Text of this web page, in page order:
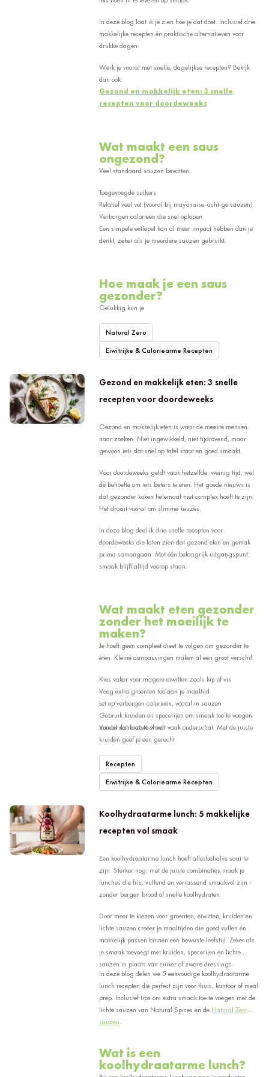
In deze blog laat ik je zien hoe je dat doet. Inclusief drie
makkelijke recepten én praktische alternatieven voor
drukke dagen.
Werk je vooral met snelle, dagelijkse recepten? Bekijk
dan ook:
Gezond en makkelijk eten: 3 snelle
recepten voor doordeweeks
Wat maakt een saus
ongezond?
Veel standaard sauzen bevatten:
Toegevoegde suikers
Relatief veel vet (vooral bij mayonaise-achtige sauzen)
Verborgen calorieën die snel oplopen
Een simpele eetlepel kan al meer impact hebben dan je
denkt, zeker als je meerdere sauzen gebruikt.
Hoe maak je een saus
gezonder?
Gelukkig kun je
Natural Zero
Eiwitrijke & Caloriearme Recepten
Gezond en makkelijk eten: 3 snelle
recepten voor doordeweeks
Gezond en makkelijk eten is waar de meeste mensen
naar zoeken. Niet ingewikkeld, niet tijdrovend, maar
gewoon iets dat snel op tafel staat en goed smaakt.
Voor doordeweeks geldt vaak hetzelfde: weinig tijd, wel
de behoefte om iets beters te eten. Het goede nieuws is
dat gezonder koken helemaal niet complex hoeft te zijn.
Het draait vooral om slimme keuzes.
In deze blog deel ik drie snelle recepten voor
doordeweeks die laten zien dat gezond eten en gemak
prima samengaan. Met één belangrijk uitgangspunt:
smaak blijft altijd voorop staan.
Wat maakt eten gezonder
zonder het moeilijk te
maken?
Je hoeft geen compleet dieet te volgen om gezonder te
eten. Kleine aanpassingen maken al een groot verschil:
Kies vaker voor magere eiwitten zoals kip of vis
Voeg extra groenten toe aan je maaltijd
Let op verborgen calorieën, vooral in sauzen
Gebruik kruiden en specerijen om smaak toe te voegen
zonder extra zout of vet
Vooral dat laatste wordt vaak onderschat. Met de juiste
kruiden geef je een gerecht
Recepten
Eiwitrijke & Caloriearme Recepten
Koolhydraatarme lunch: 5 makkelijke
recepten vol smaak
Een koolhydraatarme lunch hoeft allesbehalve saai te
zijn. Sterker nog: met de juiste combinaties maak je
lunches die fris, vullend en verrassend smaakvol zijn -
zonder bergen brood of snelle koolhydraten.
Door meer te kiezen voor groenten, eiwitten, kruiden en
lichte sauzen creëer je maaltijden die goed vullen én
makkelijk passen binnen een bewuste leefstijl. Zeker als
je smaak toevoegt met kruiden, specerijen en lichte
sauzen in plaats van suiker of zware dressings.
In deze blog delen we 5 eenvoudige koolhydraatarme
lunch recepten die perfect zijn voor thuis, kantoor of meal
prep. Inclusief tips om extra smaak toe te voegen met de
lichte sauzen van Natural Spices en de Natural Zero
sauzen.
Wat is een
koolhydraatarme lunch?